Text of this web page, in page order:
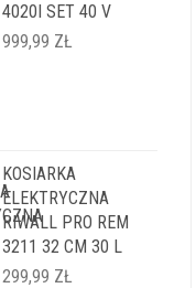
4020I SET 40 V
999,99 ZŁ
KOSIARKA
ELEKTRYCZNA
RIWALL PRO REM
3211 32 CM 30 L
299,99 ZŁ